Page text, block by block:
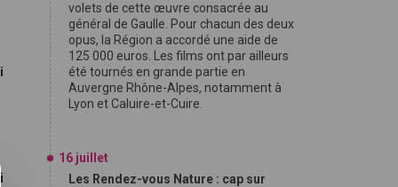
volets de cette œuvre consacrée au
général de Gaulle. Pour chacun des deux
opus, la Région a accordé une aide de
125 000 euros. Les films ont par ailleurs
été tournés en grande partie en
Auvergne Rhône-Alpes, notamment à
Lyon et Caluire-et-Cuire.
16 juillet
Les Rendez-vous Nature : cap sur